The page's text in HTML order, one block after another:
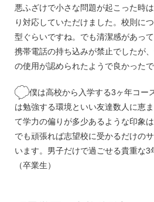
悪ふざけで小さな問題が起こった時
り対応していただけました。校則に
型ぐらいですね。でも清潔感があっ
携帯電話の持ち込みが禁止でしたが
の使用が認められたようで良かったで
僕は高校から入学する3ヶ年コー
は勉強する環境といい友達数人に恵
て学力の偏りが多少あるような印象
でも頑張れば志望校に受かるだけの
います。男子だけで過ごせる貴重な3
（卒業生）